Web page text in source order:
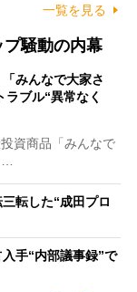
一覧を見る
プ騒動の内幕
みんなで大家さ
ブル“異常なく
資商品「みんなで
転した“成田プロ
手“内部議事録”で